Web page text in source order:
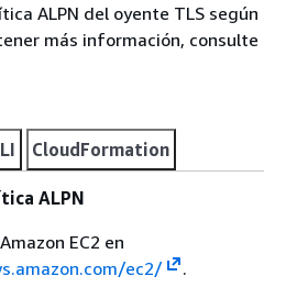
ALPN del oyente TLS según
más información, consulte
CloudFormation
ALPN
EC2 en
ec2/
.